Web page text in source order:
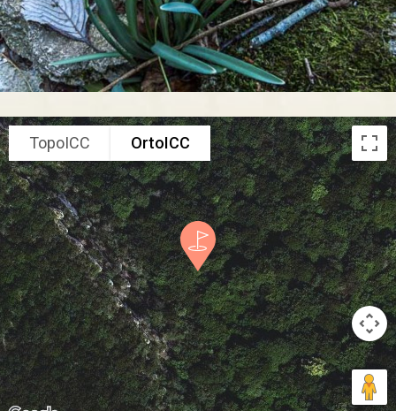
TopoICC OrtoICC